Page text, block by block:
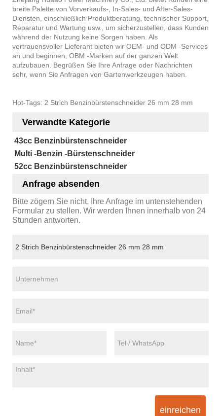
breite Palette von Vorverkaufs-, In-Sales- und After-Sales-
Diensten, einschließlich Produktberatung, technischer Support,
Reparatur und Wartung usw., um sicherzustellen, dass Kunden
während der Nutzung keine Sorgen haben. Als
vertrauensvoller Lieferant bieten wir OEM- und ODM -Services
an und beginnen, OBM -Marken auf der ganzen Welt
aufzubauen. Begrüßen Sie Ihre Anfrage oder Nachrichten
sehr, wenn Sie Anfragen von Gartenwerkzeugen haben.
Hot-Tags: 2 Strich Benzinbürstenschneider 26 mm 28 mm
Verwandte Kategorie
43cc Benzinbürstenschneider
Multi -Benzin -Bürstenschneider
52cc Benzinbürstenschneider
Anfrage absenden
Bitte zögern Sie nicht, Ihre Anfrage im untenstehenden
Formular zu stellen. Wir werden Ihnen innerhalb von 24
Stunden antworten.
einreichen